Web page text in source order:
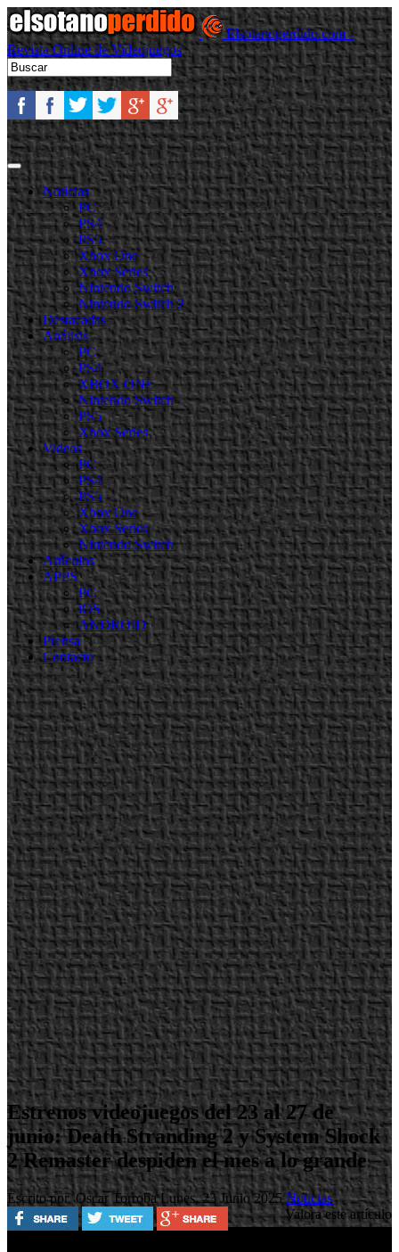
Elsotanoperdido.com -
Revista Online de Videojuegos
Noticias
PC
PS4
PS5
Xbox One
Xbox Series
Nintendo Switch
Nintendo Switch 2
Destacadas
Análisis
PC
PS4
XBOX ONE
Nintendo Switch
PS5
Xbox Series
Videos
PC
PS4
PS5
Xbox One
Xbox Series
Nintendo Switch
Artículos
APPS
PC
iOS
ANDROID
Prensa
Contacto
Estrenos videojuegos del 23 al 27 de
junio: Death Stranding 2 y System Shock
2 Remaster despiden el mes a lo grande
Escrito por Oscar TorrobaLunes, 23 Junio 2025Noticias
Valora este artículo